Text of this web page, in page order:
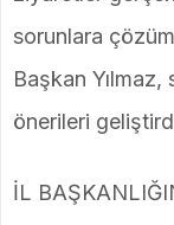
sorunlara
Başkan
önerileri
İL